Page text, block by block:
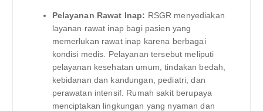
Pelayanan Rawat Inap: RSGR menyediakan
layanan rawat inap bagi pasien yang
memerlukan rawat inap karena berbagai
kondisi medis. Pelayanan tersebut meliputi
pelayanan kesehatan umum, tindakan bedah,
kebidanan dan kandungan, pediatri, dan
perawatan intensif. Rumah sakit berupaya
menciptakan lingkungan yang nyaman dan